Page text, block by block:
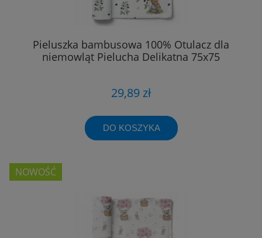
Pieluszka bambusowa 100% Otulacz dla
niemowląt Pielucha Delikatna 75x75
29,89 zł
DO KOSZYKA
NOWOŚĆ